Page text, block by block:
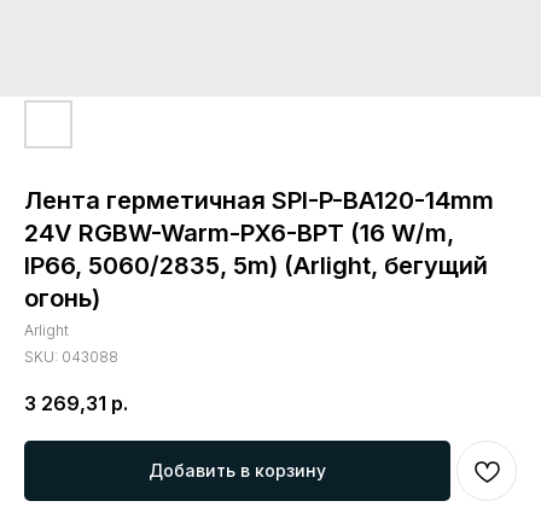
Лента герметичная SPI-P-BA120-14mm
24V RGBW-Warm-PX6-BPT (16 W/m,
IP66, 5060/2835, 5m) (Arlight, бегущий
огонь)
Arlight
SKU: 043088
3 269,31 р.
Добавить в корзину